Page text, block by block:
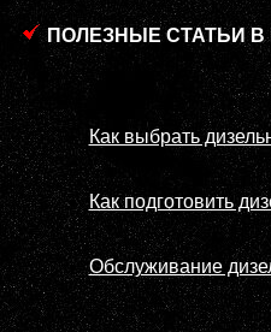
ПОЛЕЗНЫЕ СТАТЬИ
Как выбрать
Как подготовить
Обслуживание